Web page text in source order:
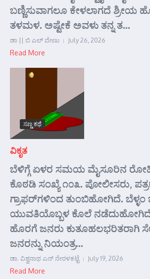
ಬಣ್ಣಿಸುವಾಗಲೂ ಕೇಳಲಾಗದೆ ಶ್ರೀಯ
ತಳಮಳ. ಅಷ್ಟೇಕೆ ಅವಳು ತನ್ನ ತ...
ಡಾ || ಬಿ ಎಲ್ ವೇಣು July 26, 2026
Read More
ಸಣ್ಣ ಕಥೆ
ವಿಕೃತ
ಬೆಳಿಗ್ಗೆ ಏಳರ ಸಮಯ ಮೈಸೂರಿನ
ಕೊಠಡಿ ಸಂಖ್ಯೆ ೧೦೩. ಪೋಲೀಸರು,
ಗ್ರಾಫರ್‌ಗಳಿಂದ ತುಂಬಿಹೋಗಿದೆ. ಬೆಳ್ಳಂ
ಯುವತಿಯೊಬ್ಬಳ ಕೊಲೆ
ಹೊರಗೆ ಜನರು ಕುತೂಹಲಭರಿತರಾಗಿ
ಜನರನ್ನು ನಿಯಂತ್ರ...
ಡಾ. ವಿಶ್ವನಾಥ ಎನ್ ನೇರಳಕಟ್ಟೆ July 19, 2026
Read More